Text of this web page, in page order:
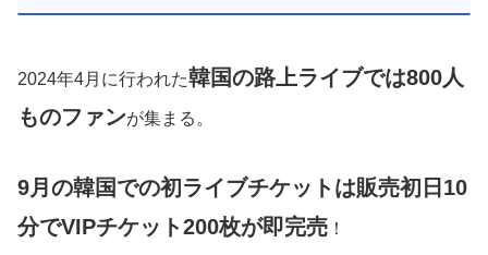
2024年4月に行われた韓国の路上ライブでは800人
ものファンが集まる。
9月の韓国での初ライブチケットは販売初日10
分でVIPチケット200枚が即完売 ！